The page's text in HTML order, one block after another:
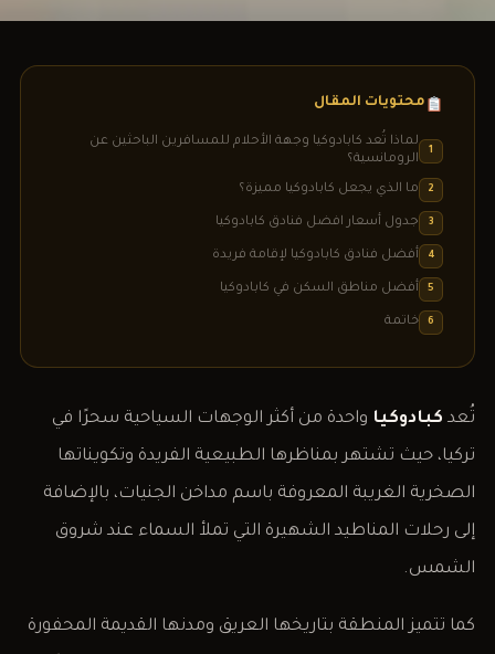
محتويات المقال
1
لماذا تُعد كابادوكيا وجهة الأحلام للمسافرين الباحثين عن
الرومانسية؟
2 ما الذي يجعل كابادوكيا مميزة؟
3 جدول أسعار افضل فنادق كابادوكيا
4 أفضل فنادق كابادوكيا لإقامة فريدة
5 أفضل مناطق السكن في كابادوكيا
6 خاتمة
تُعد كبادوكيا واحدة من أكثر الوجهات السياحية سحرًا في
تركيا، حيث تشتهر بمناظرها الطبيعية الفريدة وتكويناتها
الصخرية الغريبة المعروفة باسم مداخن الجنيات، بالإضافة
إلى رحلات المناطيد الشهيرة التي تملأ السماء عند شروق
الشمس.
كما تتميز المنطقة بتاريخها العريق ومدنها القديمة المحفورة